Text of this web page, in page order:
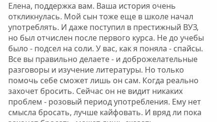
Елена, поддержка вам. Ваша история очень
откликнулась. Мой сын тоже еще в школе начал
употреблять. И даже поступил в престижный ВУЗ,
но был отчислен после первого курса. Не до учебы
было - подсел на соли. У вас, как я поняла - спайсы.
Все вы правильно делаете - и доброжелательные
разговоры и изучение литературы. Но только
помочь себе сможет лишь он сам. Когда реально
захочет бросить. Сейчас он не видит никаких
проблем - розовый период употребления. Ему нет
смысла бросать, лучше кайфовать. И вряд ли пока